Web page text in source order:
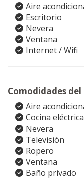
Aire
Escritorio
Nevera
Ventana
Internet / Wifi
Comodidades
Aire
Cocina eléctrica
Nevera
Televisión
Ropero
Ventana
Baño privado